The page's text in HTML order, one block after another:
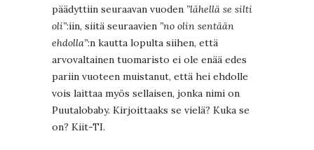
päädyttiin seuraavan vuoden ”lähellä se silti
oli”:iin, siitä seuraavien ”no olin sentään
ehdolla”:n kautta lopulta siihen, että
arvovaltainen tuomaristo ei ole enää edes
pariin vuoteen muistanut, että hei ehdolle
vois laittaa myös sellaisen, jonka nimi on
Puutalobaby. Kirjoittaaks se vielä? Kuka se
on? Kiit-TI.